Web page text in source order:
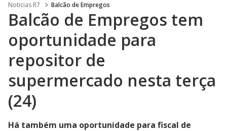
Noticias R7 Balcão de Empregos
Balcão de Empregos tem
oportunidade para
repositor de
supermercado nesta terça
(24)
Há também uma oportunidade para fiscal de